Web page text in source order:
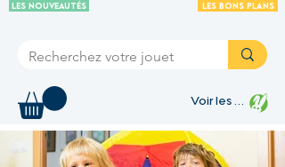
Les Nouveautés Les Bons plans
Voir les points